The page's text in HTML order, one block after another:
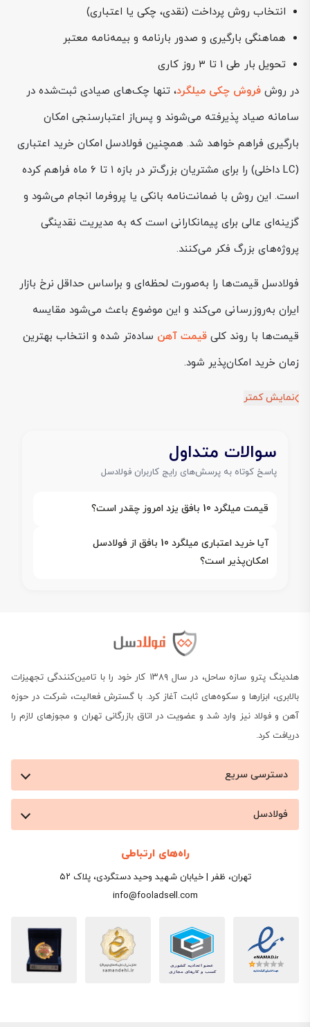
انتخاب روش پرداخت (نقدی، چکی یا اعتباری)
هماهنگی بارگیری و صدور بارنامه و بیمه‌نامه معتبر
تحویل بار طی ۱ تا ۳ روز کاری
در روش فروش چکی میلگرد، تنها چک‌های صیادی ثبت‌شده در
سامانه صیاد پذیرفته می‌شوند و پس‌از اعتبارسنجی امکان
بارگیری فراهم خواهد شد. همچنین فولادسل امکان خرید اعتباری
(LC داخلی) را برای مشتریان بزرگ‌تر در بازه ۱ تا ۶ ماه فراهم کرده
است. این روش با ضمانت‌نامه بانکی یا پروفرما انجام می‌شود و
گزینه‌ای عالی برای پیمانکارانی است که به مدیریت نقدینگی
پروژه‌های بزرگ فکر می‌کنند.
فولادسل قیمت‌ها را به‌صورت لحظه‌ای و براساس حداقل نرخ بازار
ایران به‌روزرسانی می‌کند و این موضوع باعث می‌شود مقایسه
قیمت‌ها با روند کلی قیمت آهن ساده‌تر شده و انتخاب بهترین
زمان خرید امکان‌پذیر شود.
نمایش کمتر
سوالات متداول
پاسخ کوتاه به پرسش‌های رایج کاربران فولادسل
قیمت میلگرد 10 بافق یزد امروز چقدر است؟
آیا خرید اعتباری میلگرد 10 بافق از فولادسل
امکان‌پذیر است؟
هلدینگ پترو سازه ساحل، در سال ۱۳۸۹ کار خود را با تامین‌کنندگی تجهیزات
بالابری، ابزارها و سکوه‌های ثابت آغاز کرد. با گسترش فعالیت، شرکت در حوزه
آهن و فولاد نیز وارد شد و عضویت در اتاق بازرگانی تهران و مجوزهای لازم را
دریافت کرد.
دسترسی سریع
فولادسل
راه‌های ارتباطی
تهران، ظفر | خیابان شهید وحید دستگردی، پلاک ۵۲
info@fooladsell.com